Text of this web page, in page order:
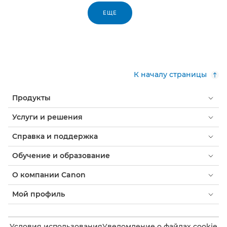
ЕЩЕ
К началу страницы
Продукты
Услуги и решения
Справка и поддержка
Обучение и образование
О компании Canon
Мой профиль